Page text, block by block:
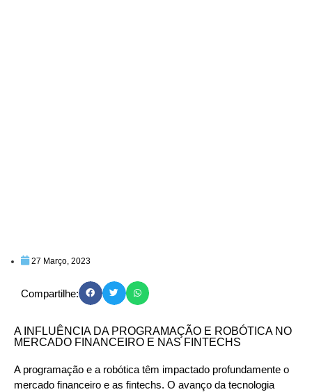
27 Março, 2023
Compartilhe:
A INFLUÊNCIA DA PROGRAMAÇÃO E ROBÓTICA NO
MERCADO FINANCEIRO E NAS FINTECHS
A programação e a robótica têm impactado profundamente o
mercado financeiro e as fintechs. O avanço da tecnologia